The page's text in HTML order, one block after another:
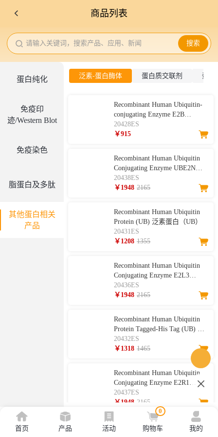
商品列表
请输入关键词，搜索产品、应用、新闻 搜索
蛋白纯化
免疫印
迹/Western Blot
免疫染色
脂蛋白及多肽
其他蛋白相关
产品
泛素-蛋白酶体 蛋白质交联剂 蛋白
Recombinant Human Ubiquitin-
conjugating Enzyme E2B
(UBE2B) 重组人泛素结合酶
E2B （UBE2B）
20428ES
￥915
Recombinant Human Ubiquitin
Conjugating Enzyme UBE2N
Complex 重组人泛素结合酶
UBE2N复合物
20438ES
￥1948 2165
Recombinant Human Ubiquitin
Protein (UB) 泛素蛋白（UB）
20431ES
￥1208 1355
Recombinant Human Ubiquitin
Conjugating Enzyme E2L3
(UBE2L3) 重组人泛素结合酶
E2L3 (UBE2L3)
20436ES
￥1948 2165
Recombinant Human Ubiquitin
Protein Tagged-His Tag (UB) 泛
素蛋白
20432ES
￥1318 1465
Recombinant Human Ubiquitin
Conjugating Enzyme E2R1
(UBE2R1) 重组人泛素结合酶
（UBE2R1）
20437ES
￥1948 2165
E2 Select Ubiquitin Conjugation
首页 产品 活动
0
购物车 我的